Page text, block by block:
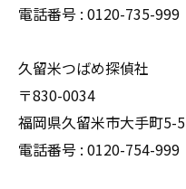
電話番号 : 0120-735-999
久留米つばめ探偵社
〒830-0034
福岡県久留米市大手町5-5
電話番号 : 0120-754-999